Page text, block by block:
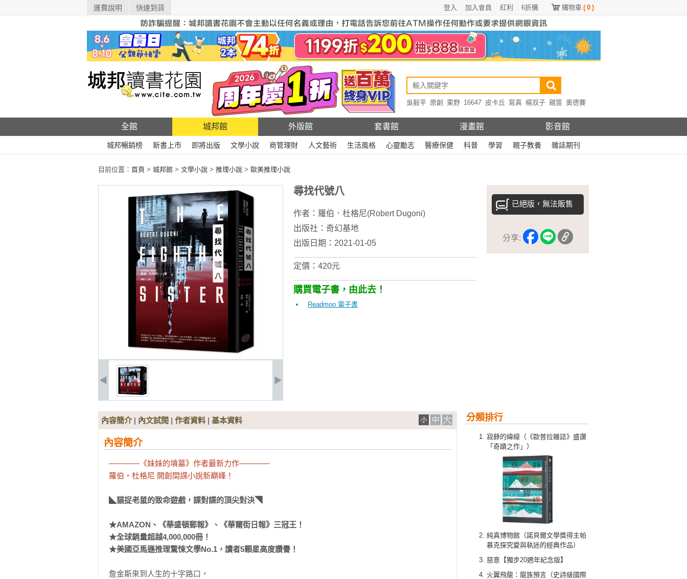
運費說明 快速到貨 購物車 ( 0 )
6折購
紅利
加入會員
登入
吳毅平 原創 東野 16647 皮卡丘 寫真 楊双子 親簽 奧德賽
全館 城邦館 外版館 套書館 漫畫館 影音館
城邦暢銷榜 新書上市 即將出版 文學小說 商管理財 人文藝術 生活風格 心靈勵志 醫療保健 科普 學習 親子教養 雜誌期刊
目前位置： 首頁 > 城邦館 > 文學小說 > 推理小說 > 歐美推理小說
已絕版，無法販售
分享:
尋找代號八
作者： 羅伯．杜格尼(Robert Dugoni)
出版社： 奇幻基地
出版日期：2021-01-05
定價：420元
購買電子書，由此去！
Readmoo 電子書
分類排行
寂靜的緯線（《歐普拉雜誌》盛讚
「奇蹟之作」）
純真博物館（諾貝爾文學獎得主帕
慕克探究愛與執迷的經典作品）
惡意【獨步20週年紀念版】
火翼飛龍：龍族預言（史詩級國際
內容簡介| 內文試閱 | 作者資料 | 基本資料
內容簡介
————《妹妹的墳墓》作者最新力作————
羅伯‧杜格尼 開創間諜小說新巔峰！
◣貓捉老鼠的致命遊戲，諜對諜的頂尖對決◥
★AMAZON、《華盛頓郵報》、《華爾街日報》三冠王！
★全球銷量超越4,000,000冊！
★美國亞馬遜推理驚悚文學No.1，讀者5顆星高度讚譽！
詹金斯來到人生的十字路口，